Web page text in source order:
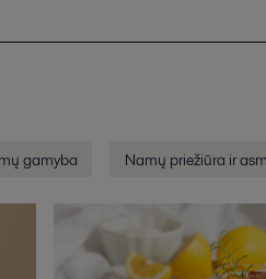
gamyba Namų priežiūra ir